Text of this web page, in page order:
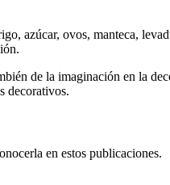
azúcar, ovos, manteca,
de la imaginación en la
decorativos.
en estos publicaciones.